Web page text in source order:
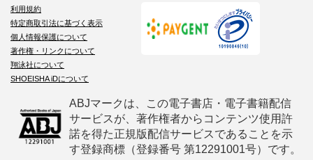
利用規約
特定商取引法に基づく表示
個人情報保護について
著作権・リンクについて
翔泳社について
SHOEISHA iDについて
ABJマークは、この電子書店・電子書籍配信
サービスが、著作権者からコンテンツ使用許
諾を得た正規版配信サービスであることを示
す登録商標（登録番号 第12291001号）です。